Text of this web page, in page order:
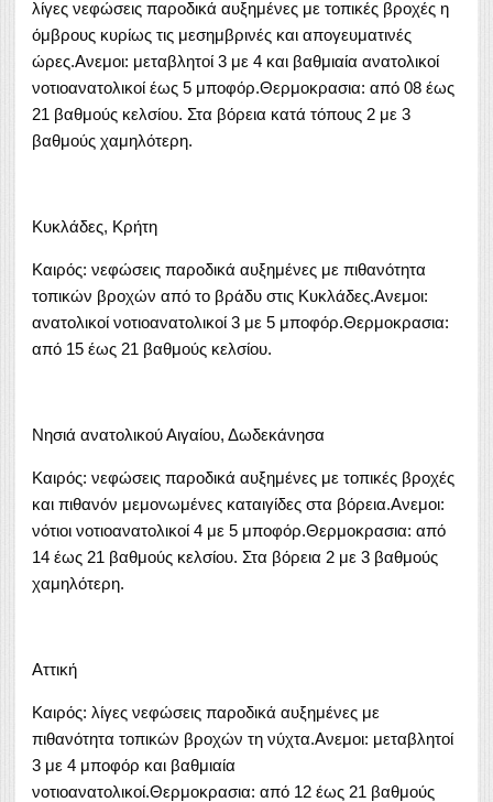
λίγες νεφώσεις παροδικά αυξημένες με τοπικές βροχές η
όμβρους κυρίως τις μεσημβρινές και απογευματινές
ώρες.Ανεμοι: μεταβλητοί 3 με 4 και βαθμιαία ανατολικοί
νοτιοανατολικοί έως 5 μποφόρ.Θερμοκρασια: από 08 έως
21 βαθμούς κελσίου. Στα βόρεια κατά τόπους 2 με 3
βαθμούς χαμηλότερη.
Κυκλάδες, Κρήτη
Καιρός: νεφώσεις παροδικά αυξημένες με πιθανότητα
τοπικών βροχών από το βράδυ στις Κυκλάδες.Ανεμοι:
ανατολικοί νοτιοανατολικοί 3 με 5 μποφόρ.Θερμοκρασια:
από 15 έως 21 βαθμούς κελσίου.
Νησιά ανατολικού Αιγαίου, Δωδεκάνησα
Καιρός: νεφώσεις παροδικά αυξημένες με τοπικές βροχές
και πιθανόν μεμονωμένες καταιγίδες στα βόρεια.Ανεμοι:
νότιοι νοτιοανατολικοί 4 με 5 μποφόρ.Θερμοκρασια: από
14 έως 21 βαθμούς κελσίου. Στα βόρεια 2 με 3 βαθμούς
χαμηλότερη.
Αττική
Καιρός: λίγες νεφώσεις παροδικά αυξημένες με
πιθανότητα τοπικών βροχών τη νύχτα.Ανεμοι: μεταβλητοί
3 με 4 μποφόρ και βαθμιαία
νοτιοανατολικοί.Θερμοκρασια: από 12 έως 21 βαθμούς